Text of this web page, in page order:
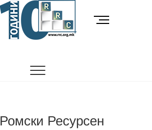
Центар
M
n
Ромски Ресурсен